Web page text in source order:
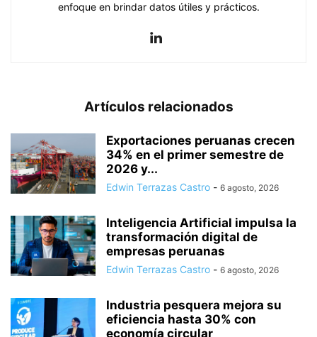
enfoque en brindar datos útiles y prácticos.
Artículos relacionados
Exportaciones peruanas crecen
34% en el primer semestre de
2026 y...
Edwin Terrazas Castro - 6 agosto, 2026
Inteligencia Artificial impulsa la
transformación digital de
empresas peruanas
Edwin Terrazas Castro - 6 agosto, 2026
Industria pesquera mejora su
eficiencia hasta 30% con
economía circular